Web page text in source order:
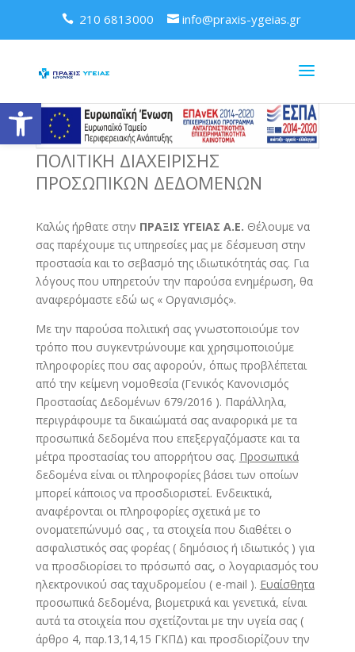
Ανοίξτε τη γραμμή εργαλείων
210 6813000 info@praxis-ygeias.gr
ΠΟΛΙΤΙΚΗ ΔΙΑΧΕΙΡΙΣΗΣ
ΠΡΟΣΩΠΙΚΩΝ ΔΕΔΟΜΕΝΩΝ
Καλώς ήρθατε στην ΠΡΑΞΙΣ ΥΓΕΙΑΣ Α.Ε. Θέλουμε να
σας παρέχουμε τις υπηρεσίες μας με δέσμευση στην
προστασία και το σεβασμό της ιδιωτικότητάς σας. Για
λόγους που υπηρετούν την παρούσα ενημέρωση, θα
αναφερόμαστε εδώ ως « Οργανισμός».
Με την παρούσα πολιτική σας γνωστοποιούμε τον
τρόπο που συγκεντρώνουμε και χρησιμοποιούμε
πληροφορίες που σας αφορούν, όπως προβλέπεται
από την κείμενη νομοθεσία (Γενικός Κανονισμός
Προστασίας Δεδομένων 679/2016 ). Παράλληλα,
περιγράφουμε τα δικαιώματά σας αναφορικά με τα
προσωπικά δεδομένα που επεξεργαζόμαστε και τα
μέτρα προστασίας του απορρήτου σας. Προσωπικά
δεδομένα είναι οι πληροφορίες βάσει των οποίων
μπορεί κάποιος να προσδιοριστεί. Ενδεικτικά,
αναφέρονται οι πληροφορίες σχετικά με το
ονοματεπώνυμό σας , τα στοιχεία που διαθέτει ο
ασφαλιστικός σας φορέας ( δημόσιος ή ιδιωτικός ) για
να προσδιορίσει το πρόσωπό σας, ο λογαριασμός του
ηλεκτρονικού σας ταχυδρομείου ( e-mail ). Ευαίσθητα
προσωπικά δεδομένα, βιομετρικά και γενετικά, είναι
αυτά τα στοιχεία που σχετίζονται με την υγεία σας (
άρθρο 4, παρ.13,14,15 ΓΚΠΔ) και προσδιορίζουν την